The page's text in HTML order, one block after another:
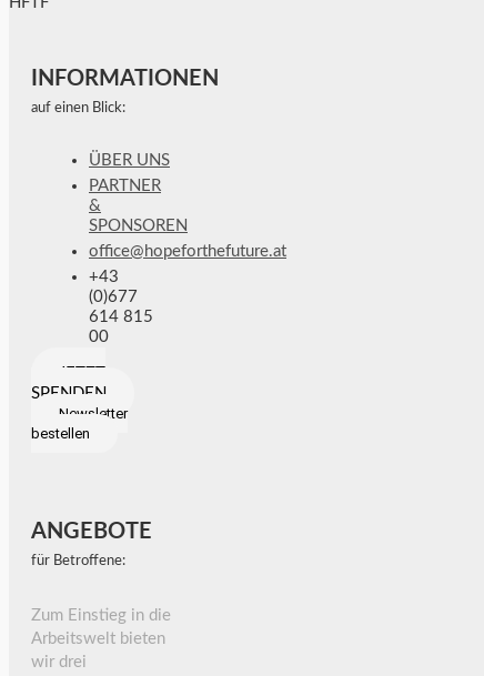
INFORMATIONEN
auf einen Blick:
ÜBER UNS
PARTNER
&
SPONSOREN
office@hopeforthefuture.at
+43
(0)677
614 815
00
SPENDEN
Newsletter
bestellen
ANGEBOTE
für Betroffene:
Zum Einstieg in die
Arbeitswelt bieten
wir drei